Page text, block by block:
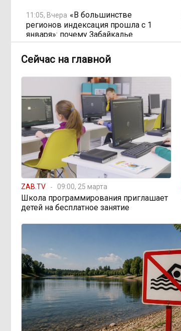
11:05, Вчера «В большинстве
регионов индексация прошла с 1
января»: почему Забайкалье
задержало повышение зарплат
бюджетникам
В Каларском округе
подрядчик и чиновник попали под
уголовные дела
08:38, Вчера
598 миллионов улетели в
Омск: как Забайкалье провалило
«Чистый воздух»
08:15, Вчера Депутат Госдумы
объяснил «неполноценность»
женщин библейским сюжетом
19:02, 5 августа Когда ждать денег?
Забайкалье — в списке регионов,
где бюджетники могут остаться без
выплат
Сейчас на главной
ZAB.TV 09:00, 25 марта
Школа программирования приглашает
детей на бесплатное занятие